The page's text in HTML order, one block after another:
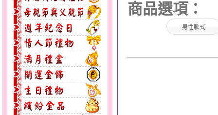
商品選項：
男性款式